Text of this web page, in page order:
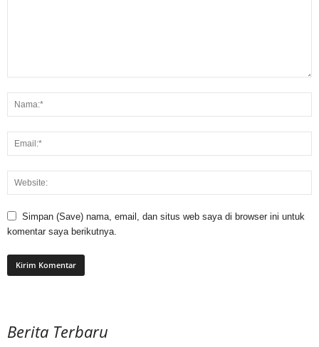
Simpan (Save) nama, email, dan situs web saya di browser ini untuk
komentar saya berikutnya.
Berita Terbaru